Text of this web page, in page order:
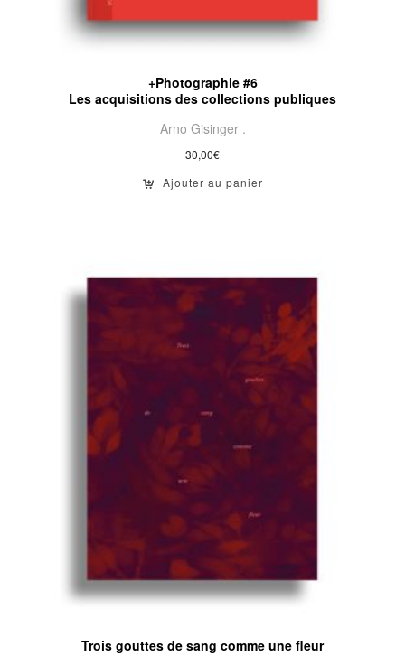
+Photographie #6
Les acquisitions des collections publiques
Arno Gisinger .
30,00€
Ajouter au panier
Trois gouttes de sang comme une fleur